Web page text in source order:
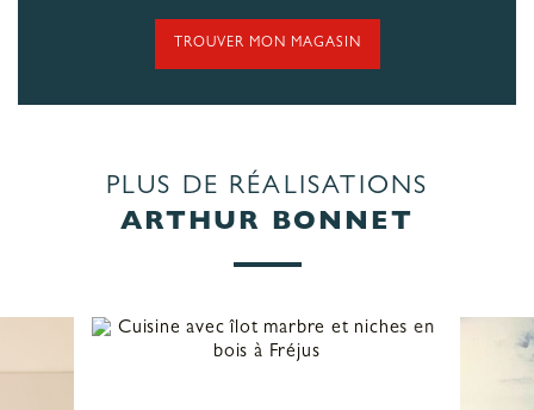
TROUVER MON MAGASIN
PLUS DE RÉALISATIONS
ARTHUR BONNET